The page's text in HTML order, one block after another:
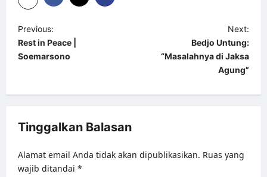
P
o
a
i
Previous:
Rest in Peace |
Soemarsono
Next:
Bedjo Untung:
“Masalahnya di Jaksa
Agung”
Tinggalkan Balasan
Alamat email Anda tidak akan dipublikasikan. Ruas yang
wajib ditandai *